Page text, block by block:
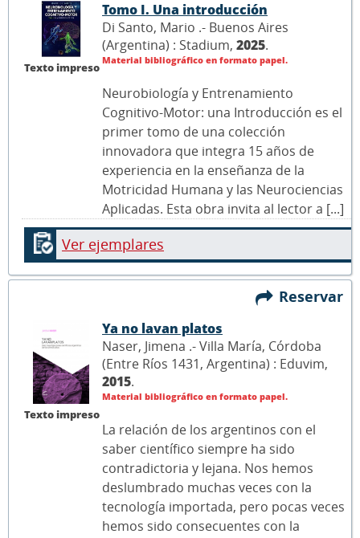
Texto impreso
Tomo I. Una introducción
Di Santo, Mario .- Buenos Aires
(Argentina) : Stadium, 2025.
Material bibliográfico en formato papel.
Neurobiología y Entrenamiento
Cognitivo-Motor: una Introducción es el
primer tomo de una colección
innovadora que integra 15 años de
experiencia en la enseñanza de la
Motricidad Humana y las Neurociencias
Aplicadas. Esta obra invita al lector a [...]
Ver ejemplares
Reservar
Texto impreso
Ya no lavan platos
Naser, Jimena .- Villa María, Córdoba
(Entre Ríos 1431, Argentina) : Eduvim,
2015.
Material bibliográfico en formato papel.
La relación de los argentinos con el
saber científico siempre ha sido
contradictoria y lejana. Nos hemos
deslumbrado muchas veces con la
tecnología importada, pero pocas veces
hemos sido consecuentes con la